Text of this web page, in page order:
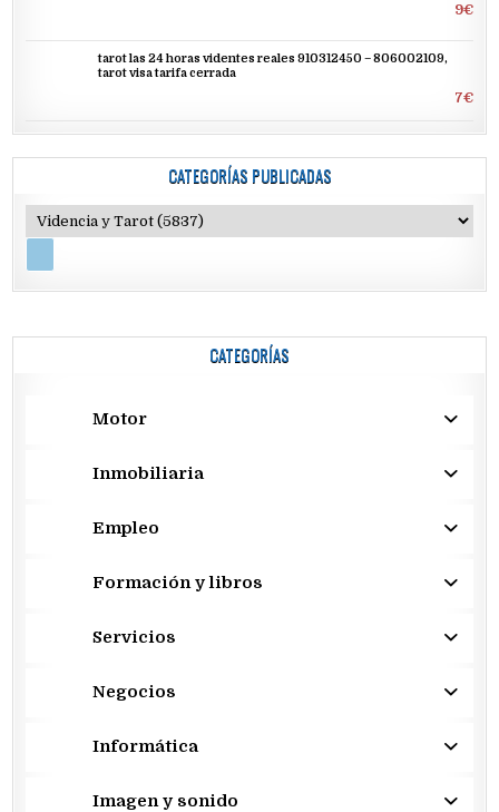
9€
tarot las 24 horas videntes reales 910312450 – 806002109,
tarot visa tarifa cerrada
7€
CATEGORÍAS PUBLICADAS
CATEGORÍAS
Motor
Inmobiliaria
Empleo
Formación y libros
Servicios
Negocios
Informática
Imagen y sonido